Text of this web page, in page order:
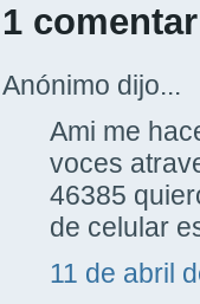
1
Anónimo dijo...
Ami me
voces
46385
de celular
11 de abril